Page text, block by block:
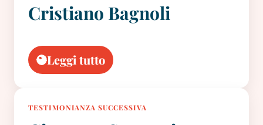
Cristiano Bagnoli
Leggi tutto
TESTIMONIANZA SUCCESSIVA